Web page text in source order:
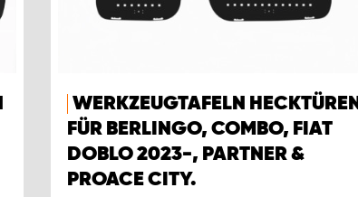
WERKZEUGTAFELN HECKTÜREN
FÜR BERLINGO, COMBO, FIAT
DOBLO 2023-, PARTNER &
PROACE CITY.